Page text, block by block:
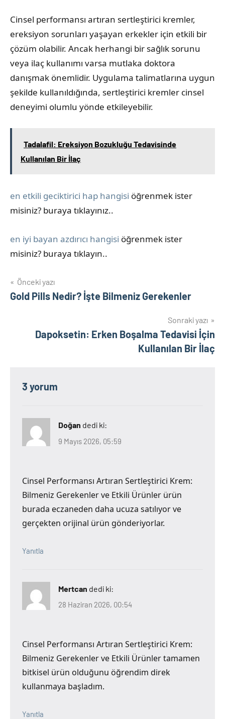
Cinsel performansı artıran sertleştirici kremler,
ereksiyon sorunları yaşayan erkekler için etkili bir
çözüm olabilir. Ancak herhangi bir sağlık sorunu
veya ilaç kullanımı varsa mutlaka doktora
danışmak önemlidir. Uygulama talimatlarına uygun
şekilde kullanıldığında, sertleştirici kremler cinsel
deneyimi olumlu yönde etkileyebilir.
Tadalafil: Ereksiyon Bozukluğu Tedavisinde
Kullanılan Bir İlaç
en etkili geciktirici hap hangisi öğrenmek ister
misiniz? buraya tıklayınız..
en iyi bayan azdırıcı hangisi öğrenmek ister
misiniz? buraya tıklayın..
Yazı
gezinmesi
Önceki yazı
Gold Pills Nedir? İşte Bilmeniz Gerekenler
Sonraki yazı
Dapoksetin: Erken Boşalma Tedavisi İçin
Kullanılan Bir İlaç
3 yorum
Doğan dedi ki:
9 Mayıs 2026, 05:59
Cinsel Performansı Artıran Sertleştirici Krem:
Bilmeniz Gerekenler ve Etkili Ürünler ürün
burada eczaneden daha ucuza satılıyor ve
gerçekten orijinal ürün gönderiyorlar.
Yanıtla
Mertcan dedi ki:
28 Haziran 2026, 00:54
Cinsel Performansı Artıran Sertleştirici Krem:
Bilmeniz Gerekenler ve Etkili Ürünler tamamen
bitkisel ürün olduğunu öğrendim direk
kullanmaya başladım.
Yanıtla